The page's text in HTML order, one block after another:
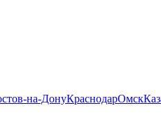
на-ДонуКраснодарОмск